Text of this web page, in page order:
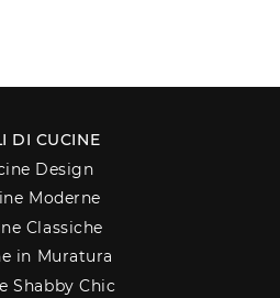
DI CUCINE
Design
Moderne
Classiche
in Muratura
Shabby Chic